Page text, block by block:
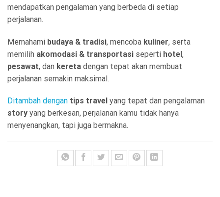
mendapatkan pengalaman yang berbeda di setiap
perjalanan.
Memahami budaya & tradisi, mencoba kuliner, serta
memilih akomodasi & transportasi seperti hotel,
pesawat, dan kereta dengan tepat akan membuat
perjalanan semakin maksimal.
Ditambah dengan tips travel yang tepat dan pengalaman
story yang berkesan, perjalanan kamu tidak hanya
menyenangkan, tapi juga bermakna.